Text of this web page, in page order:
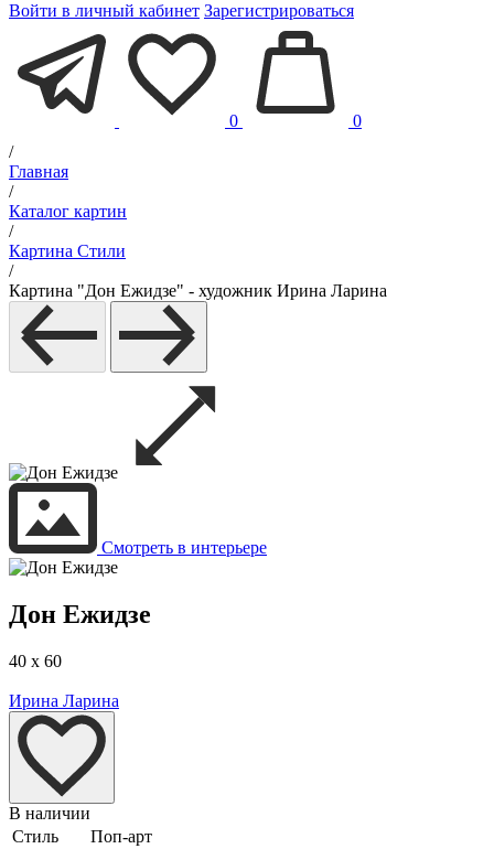
Войти в личный кабинет Зарегистрироваться
0
0
/
Главная
/
Каталог картин
/
Картина Стили
/
Картина "Дон Ежидзе" - художник Ирина Ларина
Смотреть в интерьере
Дон Ежидзе
40 x 60
Ирина Ларина
В наличии
Стиль
Поп-арт